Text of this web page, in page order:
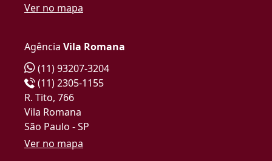
Ver no mapa
Agência Vila Romana
(11) 93207-3204
(11) 2305-1155
R. Tito, 766
Vila Romana
São Paulo - SP
Ver no mapa